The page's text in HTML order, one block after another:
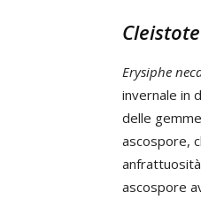
Erysiphe
invernale in
delle
ascospore,
ascospore